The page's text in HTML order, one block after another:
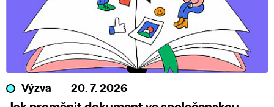
Výzva 20. 7. 2026